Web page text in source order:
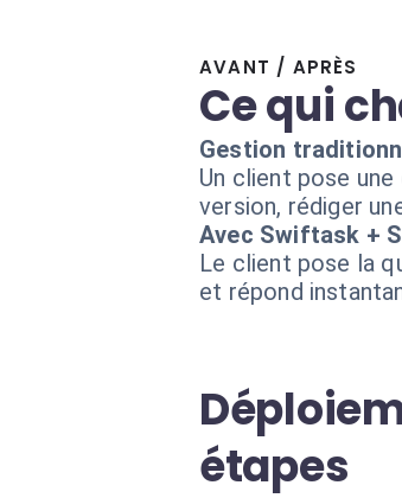
AVANT / APRÈS
Ce qui
Gestion
Un client pose
version, rédiger
Avec Swiftask +
Le client pose la
et répond
étapes